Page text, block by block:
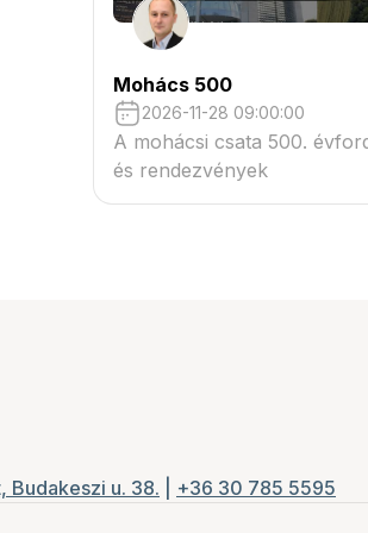
Mohács 500
2026-11-28 09:00:00
A mohácsi csata 500.
és rendezvények
Budakeszi u. 38. +36 30 785 5595